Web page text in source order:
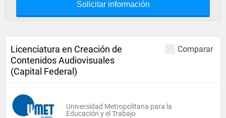
Solicitar información
Comparar
Licenciatura en Creación de
Contenidos Audiovisuales
(Capital Federal)
Universidad Metropolitana para la
Educación y el Trabajo